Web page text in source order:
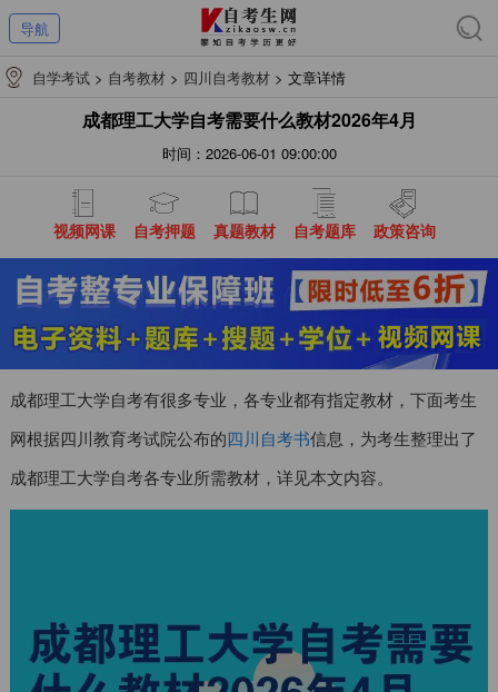
导航
自学考试 > 自考教材 > 四川自考教材 > 文章详情
成都理工大学自考需要什么教材2026年4月
时间：2026-06-01 09:00:00
视频网课 自考押题 真题教材 自考题库 政策咨询
成都理工大学自考有很多专业，各专业都有指定教材，下面考生
网根据四川教育考试院公布的四川自考书信息，为考生整理出了
成都理工大学自考各专业所需教材，详见本文内容。